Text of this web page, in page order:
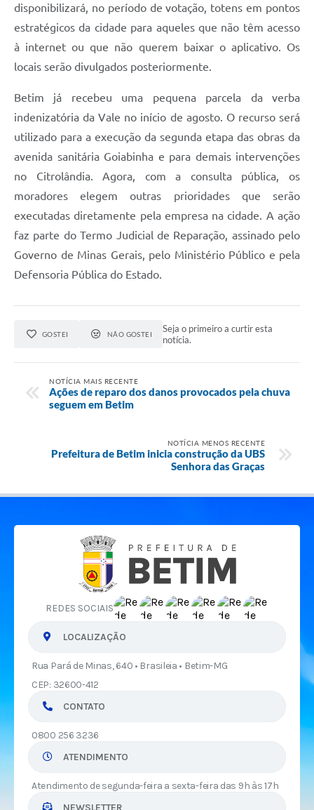
disponibilizará, no período de votação, totens em pontos
estratégicos da cidade para aqueles que não têm acesso
à internet ou que não querem baixar o aplicativo. Os
locais serão divulgados posteriormente.
Betim já recebeu uma pequena parcela da verba
indenizatória da Vale no início de agosto. O recurso será
utilizado para a execução da segunda etapa das obras da
avenida sanitária Goiabinha e para demais intervenções
no Citrolândia. Agora, com a consulta pública, os
moradores elegem outras prioridades que serão
executadas diretamente pela empresa na cidade. A ação
faz parte do Termo Judicial de Reparação, assinado pelo
Governo de Minas Gerais, pelo Ministério Público e pela
Defensoria Pública do Estado.
GOSTEI NÃO GOSTEI
Seja o primeiro a curtir esta
notícia.
NOTÍCIA MAIS RECENTE
Ações de reparo dos danos provocados pela chuva
seguem em Betim
NOTÍCIA MENOS RECENTE
Prefeitura de Betim inicia construção da UBS
Senhora das Graças
REDES SOCIAIS
LOCALIZAÇÃO
Rua Pará de Minas, 640 • Brasileia • Betim-MG
CEP: 32600-412
CONTATO
0800 256 3236
ATENDIMENTO
Atendimento de segunda-feira a sexta-feira das 9h às 17h
NEWSLETTER